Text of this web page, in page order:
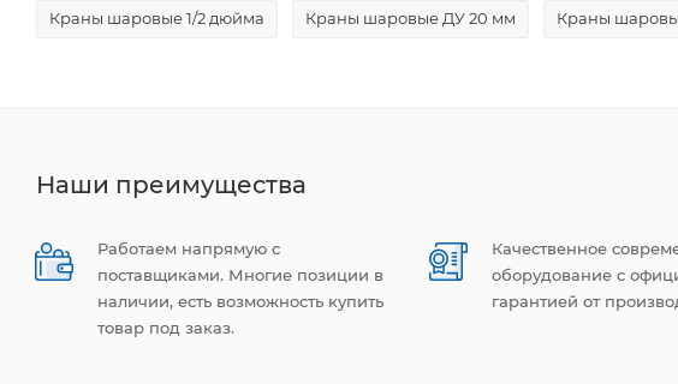
Краны шаровые 1/2 дюйма Краны шаровые ДУ 20 мм Краны
Наши преимущества
Работаем напрямую с
поставщиками. Многие позиции в
наличии, есть возможность купить
товар под заказ.
Качественное
оборудование с
гарантией от